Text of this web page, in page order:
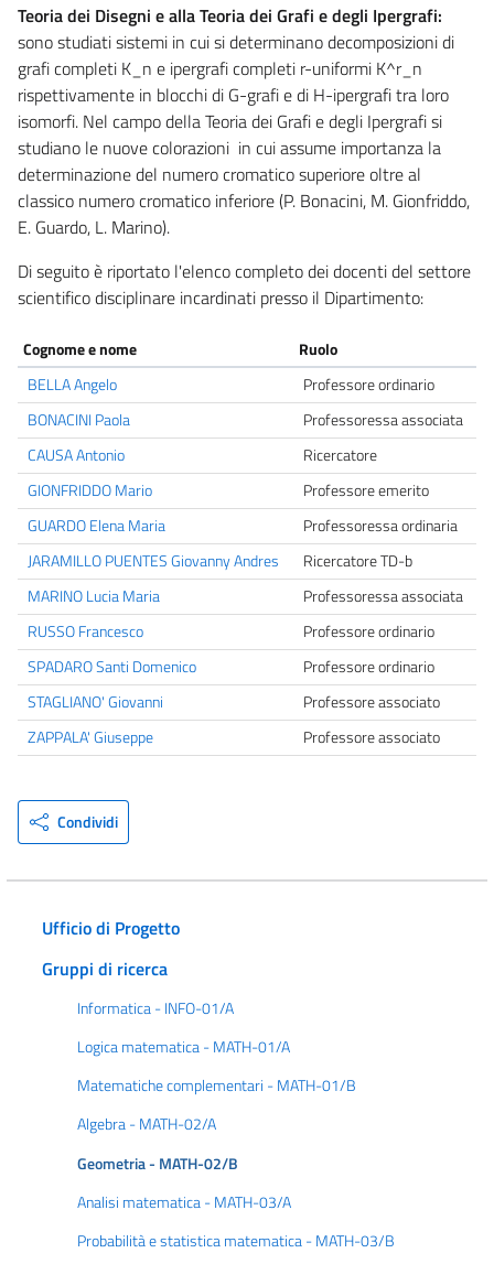
Teoria dei Disegni e alla Teoria dei Grafi e degli Ipergrafi:
sono studiati sistemi in cui si determinano decomposizioni di
grafi completi K_n e ipergrafi completi r-uniformi K^r_n
rispettivamente in blocchi di G-grafi e di H-ipergrafi tra loro
isomorfi. Nel campo della Teoria dei Grafi e degli Ipergrafi si
studiano le nuove colorazioni in cui assume importanza la
determinazione del numero cromatico superiore oltre al
classico numero cromatico inferiore (P. Bonacini, M. Gionfriddo,
E. Guardo, L. Marino).
Di seguito è riportato l'elenco completo dei docenti del settore
scientifico disciplinare incardinati presso il Dipartimento:
Cognome e nome
Ruolo
BELLA Angelo
Professore ordinario
BONACINI Paola
Professoressa associata
CAUSA Antonio
Ricercatore
GIONFRIDDO Mario
Professore emerito
GUARDO Elena Maria
Professoressa ordinaria
JARAMILLO PUENTES Giovanny Andres
Ricercatore TD-b
MARINO Lucia Maria
Professoressa associata
RUSSO Francesco
Professore ordinario
SPADARO Santi Domenico
Professore ordinario
STAGLIANO' Giovanni
Professore associato
ZAPPALA' Giuseppe
Professore associato
Condividi
Ufficio di Progetto
Gruppi di ricerca
Informatica - INFO-01/A
Logica matematica - MATH-01/A
Matematiche complementari - MATH-01/B
Algebra - MATH-02/A
Geometria - MATH-02/B
Analisi matematica - MATH-03/A
Probabilità e statistica matematica - MATH-03/B